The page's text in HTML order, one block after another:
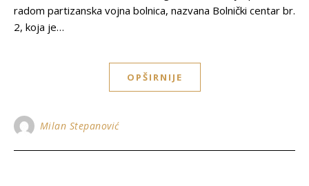
radom partizanska vojna bolnica, nazvana Bolnički centar br.
2, koja je…
OPŠIRNIJE
Milan Stepanović